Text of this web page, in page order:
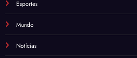
Esportes
Mundo
Notícias